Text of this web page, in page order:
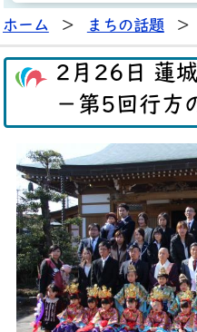
ホーム > まちの話題 >
2月26日 蓮
－第5回行方